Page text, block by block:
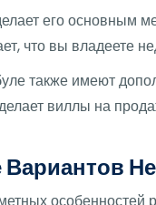
его основным
что вы владеете
также имеют
делает виллы на
Вариантов